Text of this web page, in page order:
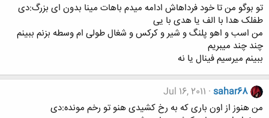
تو بوگو من تا خود فرداهاش ادامه میدم باهات مینا بدون ای بزرگ:دی
طفلک هدا با الف یا هدی با یی
من اسب و اهو پلنگ و شیر و کرکس و شغال طولی ام وسطه بزنم ببینم
چند چند میبریم
ببینم میرسیم فینال یا نه
sahar68
Jul 16, 2011
من هنوز از اون باری که به رخ کشیدی هنو تو رخم مونده:دی